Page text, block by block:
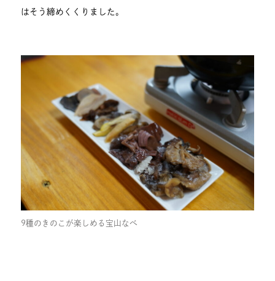
はそう締めくくりました。
9種のきのこが楽しめる宝山なべ